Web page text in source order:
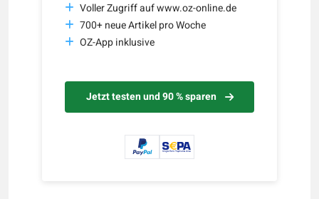
Voller Zugriff auf www.oz-online.de
700+ neue Artikel pro Woche
OZ-App inklusive
Jetzt testen und 90 % sparen